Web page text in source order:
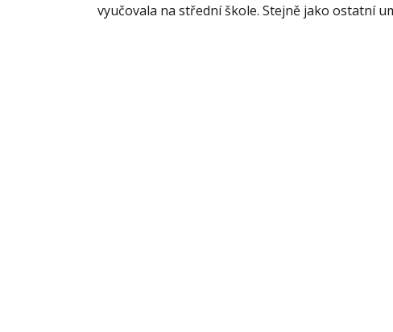
vyučovala na střední škole. Stejně jako ostatní